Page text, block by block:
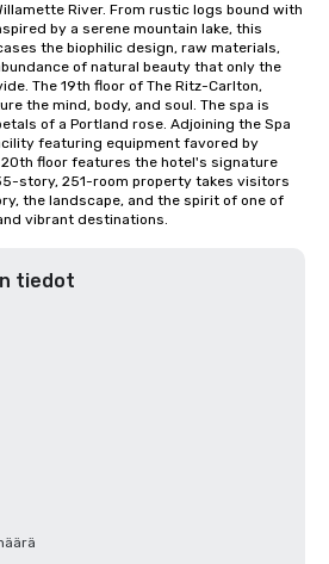
River. From rustic logs bound with
by a serene mountain lake, this
the biophilic design, raw materials,
of natural beauty that only the
The 19th floor of The Ritz-Carlton,
the mind, body, and soul. The spa is
of a Portland rose. Adjoining the Spa
featuring equipment favored by
floor features the hotel's signature
story, 251-room property takes visitors
the landscape, and the spirit of one of
vibrant destinations.
tiedot